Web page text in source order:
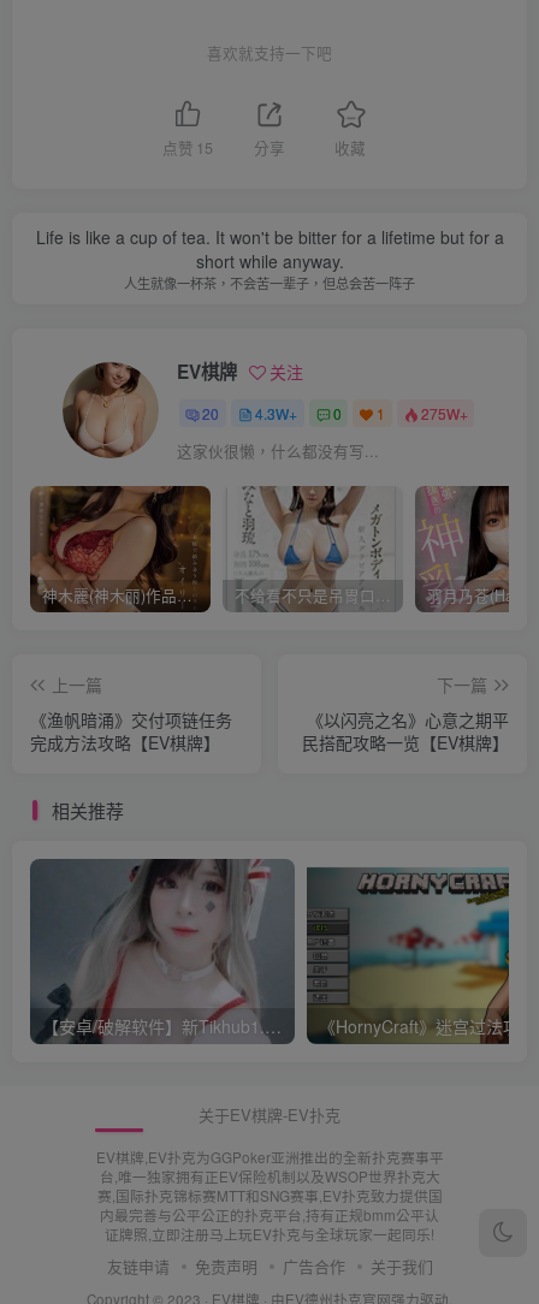
喜欢就支持一下吧
点赞 15 分享 收藏
Life is like a cup of tea. It won't be bitter for a lifetime but for a
short while anyway.
人生就像一杯茶，不会苦一辈子，但总会苦一阵子
EV棋牌 关注
20 4.3W+ 0 1 275W+
这家伙很懒，什么都没有写...
神木麗(神木丽)作品STARS-804发布！出道一周年，华丽布拉甲闪亮动人！【EV棋牌】 不给看不只是吊胃口！K奶的みなと羽琉(凑羽琉)原来是无码妹「水原圣子」？【EV棋牌】
上一篇
《渔帆暗涌》交付项链任务
完成方法攻略【EV棋牌】
下一篇
《以闪亮之名》心意之期平
民搭配攻略一览【EV棋牌】
相关推荐
【安卓/破解软件】新Tikhub1.13 解锁付费限制，超级会员破解版【EV棋牌】
关于EV棋牌-EV扑克
EV棋牌,EV扑克为GGPoker亚洲推出的全新扑克赛事平
台,唯一独家拥有正EV保险机制以及WSOP世界扑克大
赛,国际扑克锦标赛MTT和SNG赛事,EV扑克致力提供国
内最完善与公平公正的扑克平台,持有正规bmm公平认
证牌照,立即注册马上玩EV扑克与全球玩家一起同乐!
友链申请 免责声明 广告合作 关于我们
Copyright © 2023 · EV棋牌 · 由EV德州扑克官网强力驱动.